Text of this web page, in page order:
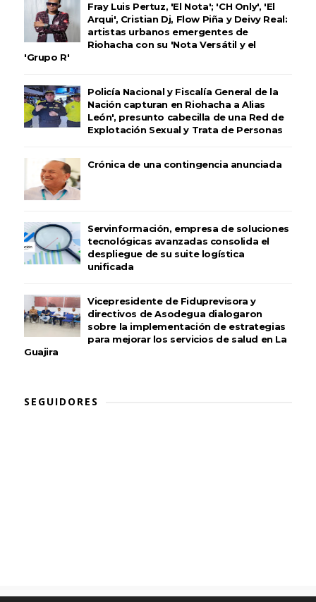
Fray Luis Pertuz, 'El Nota'; 'CH Only', 'El
Arqui', Cristian Dj, Flow Piña y Deivy Real:
artistas urbanos emergentes de
Riohacha con su 'Nota Versátil y el
'Grupo R'
Policía Nacional y Fiscalía General de la
Nación capturan en Riohacha a Alias
León', presunto cabecilla de una Red de
Explotación Sexual y Trata de Personas
Crónica de una contingencia anunciada
Servinformación, empresa de soluciones
tecnológicas avanzadas consolida el
despliegue de su suite logística
unificada
Vicepresidente de Fiduprevisora y
directivos de Asodegua dialogaron
sobre la implementación de estrategias
para mejorar los servicios de salud en La
Guajira
SEGUIDORES